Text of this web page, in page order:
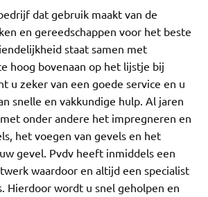
dat gebruik maakt van de
en gereedschappen voor het beste
staat samen met
hoog bovenaan op het lijstje bij
u zeker van een goede service en u
snelle en vakkundige hulp. Al jaren
onder andere het impregneren en
het voegen van gevels en het
gevel. Pvdv heeft inmiddels een
waardoor en altijd een specialist
Hierdoor wordt u snel geholpen en